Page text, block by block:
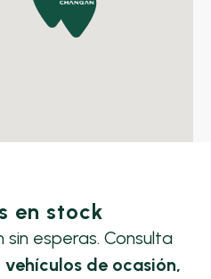
en stock
esperas. Consulta
vehículos de ocasión,